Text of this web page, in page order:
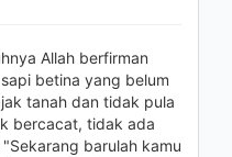
Allah berfirman
betina yang belum
tanah dan tidak pula
bercacat, tidak ada
barulah kamu